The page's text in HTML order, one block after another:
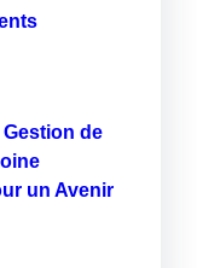
de
un Avenir